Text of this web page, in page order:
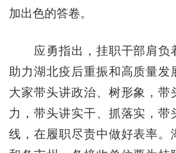
加出色的答卷。
应勇指出，挂职干部肩负
助力湖北疫后重振和高质量发
大家带头讲政治、树形象，带
力，带头讲实干、抓落实，带
线，在履职尽责中做好表率。